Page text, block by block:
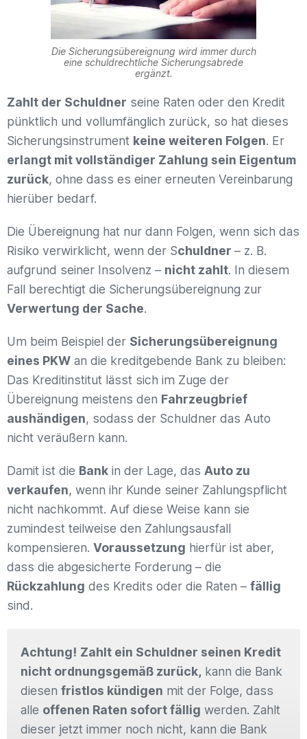
Die Sicherungsübereignung wird immer durch
eine schuldrechtliche Sicherungsabrede
ergänzt.
Zahlt der Schuldner seine Raten oder den Kredit
pünktlich und vollumfänglich zurück, so hat dieses
Sicherungsinstrument keine weiteren Folgen. Er
erlangt mit vollständiger Zahlung sein Eigentum
zurück, ohne dass es einer erneuten Vereinbarung
hierüber bedarf.
Die Übereignung hat nur dann Folgen, wenn sich das
Risiko verwirklicht, wenn der Schuldner – z. B.
aufgrund seiner Insolvenz – nicht zahlt. In diesem
Fall berechtigt die Sicherungsübereignung zur
Verwertung der Sache.
Um beim Beispiel der Sicherungsübereignung
eines PKW an die kreditgebende Bank zu bleiben:
Das Kreditinstitut lässt sich im Zuge der
Übereignung meistens den Fahrzeugbrief
aushändigen, sodass der Schuldner das Auto
nicht veräußern kann.
Damit ist die Bank in der Lage, das Auto zu
verkaufen, wenn ihr Kunde seiner Zahlungspflicht
nicht nachkommt. Auf diese Weise kann sie
zumindest teilweise den Zahlungsausfall
kompensieren. Voraussetzung hierfür ist aber,
dass die abgesicherte Forderung – die
Rückzahlung des Kredits oder die Raten – fällig
sind.
Achtung! Zahlt ein Schuldner seinen Kredit
nicht ordnungsgemäß zurück, kann die Bank
diesen fristlos kündigen mit der Folge, dass
alle offenen Raten sofort fällig werden. Zahlt
dieser jetzt immer noch nicht, kann die Bank